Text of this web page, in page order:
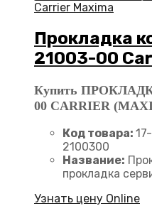
Carrier Maxima
Прокладка
21003-00
Купить
00 CARRIER
Код товара:
2100300
Название:
прокладка
Узнать цену Online